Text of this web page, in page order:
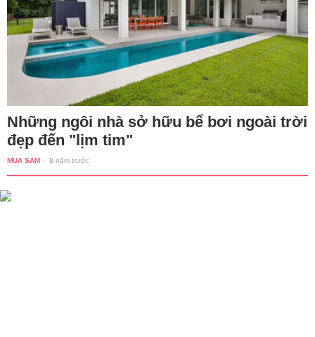
Những ngôi nhà sở hữu bể bơi ngoài trời
đẹp đến "lịm tim"
MUA SẮM - 8 năm trước